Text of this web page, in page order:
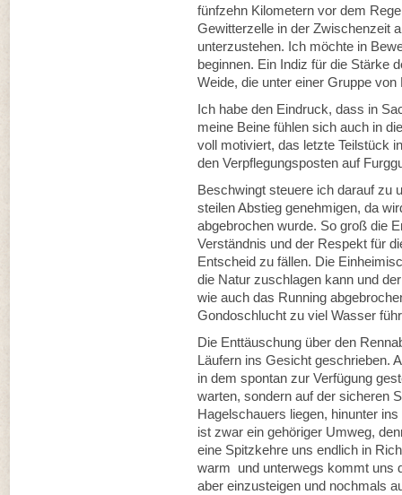
fünfzehn Kilometern vor dem
Gewitterzelle in der Zwischenzeit
unterzustehen. Ich möchte in
beginnen. Ein Indiz für die Stärke
Weide, die unter einer Gruppe
Ich habe den Eindruck, dass in
meine Beine fühlen sich auch in
voll motiviert, das letzte Teilstück
den Verpflegungsposten auf
Beschwingt steuere ich darauf zu
steilen Abstieg genehmigen, da
abgebrochen wurde. So groß die
Verständnis und der Respekt für
Entscheid zu fällen. Die
die Natur zuschlagen kann und
wie auch das Running
Gondoschlucht zu viel Wasser
Die Enttäuschung über den
Läufern ins Gesicht geschrieben.
in dem spontan zur Verfügung
warten, sondern auf der sicheren
Hagelschauers liegen, hinunter
ist zwar ein gehöriger Umweg,
eine Spitzkehre uns endlich in
warm und unterwegs kommt uns
aber einzusteigen und nochmals